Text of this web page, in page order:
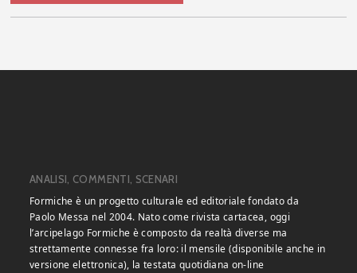
ANALISI, COMMENTI, SCENARI
Formiche è un progetto culturale ed editoriale fondato da
Paolo Messa nel 2004. Nato come rivista cartacea, oggi
l’arcipelago Formiche è composto da realtà diverse ma
strettamente connesse fra loro: il mensile (disponibile anche in
versione elettronica), la testata quotidiana on-line